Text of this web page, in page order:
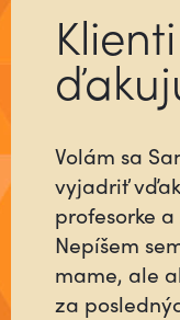
Volám sa
vyjadriť
profesorke
Nepíšem
mame, ale
za